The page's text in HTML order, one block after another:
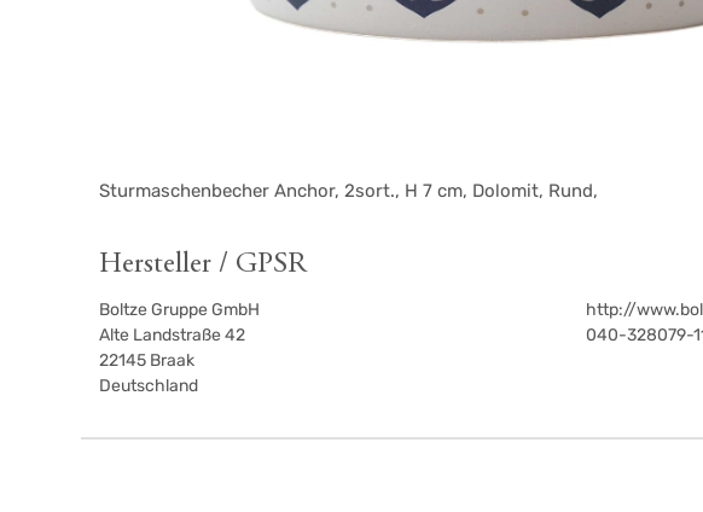
Sturmaschenbecher Anchor, 2sort., H 7 cm, Dolomit, Rund,
Hersteller / GPSR
Boltze Gruppe GmbH
Alte Landstraße 42
22145 Braak
Deutschland
http://
040-328079-